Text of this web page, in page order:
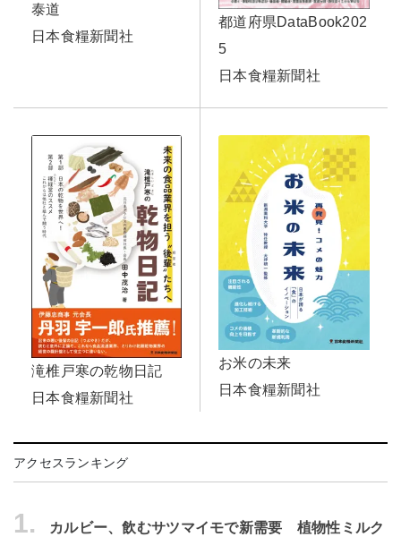
泰道
日本食糧新聞社
都道府県DataBook202
5
日本食糧新聞社
滝椎戸寒の乾物日記
日本食糧新聞社
お米の未来
日本食糧新聞社
アクセスランキング
1. カルビー、飲むサツマイモで新需要 植物性ミルク